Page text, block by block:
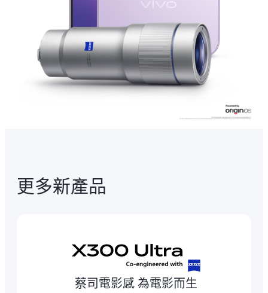
更多新產品
蔡司電影感 為電影而生